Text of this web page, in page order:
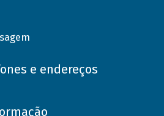
e endereços